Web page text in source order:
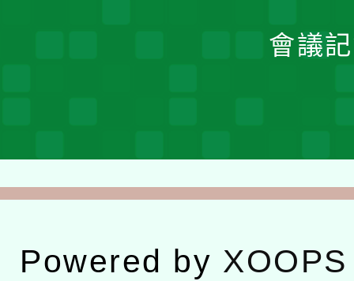
會議
Powered by XOOPS